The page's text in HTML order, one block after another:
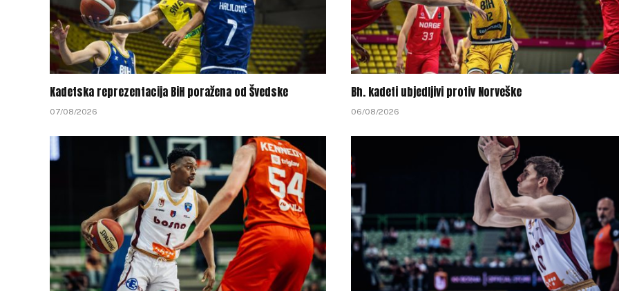
Kadetska reprezentacija BiH poražena od Švedske
07/08/2026
Bh. kadeti ubjedljivi protiv Norveške
06/08/2026